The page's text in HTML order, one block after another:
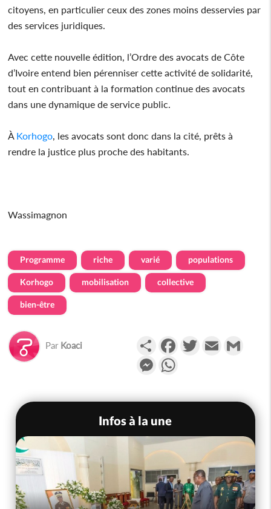
citoyens, en particulier ceux des zones moins desservies par
des services juridiques.
Avec cette nouvelle édition, l’Ordre des avocats de Côte
d’Ivoire entend bien pérenniser cette activité de solidarité,
tout en contribuant à la formation continue des avocats
dans une dynamique de service public.
À Korhogo , les avocats sont donc dans la cité, prêts à
rendre la justice plus proche des habitants.
Wassimagnon
Programme riche varié populations
Korhogo mobilisation collective
bien-être
Par Koaci PartagerFacebookTwitterEmail
Messenger
Infos à la une